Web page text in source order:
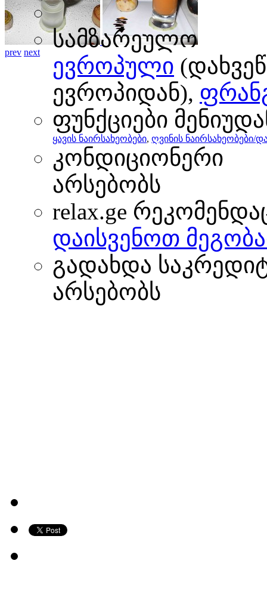
prev next
სამზარეულო
ევროპული
ევროპიდან),
ფუნქციები
ყავის ნაირსახეობები, ღვინის ნაირსახეობები/
კონდიციონერი
არსებობს
relax.ge
დაისვენოთ
გადახდა
არსებობს